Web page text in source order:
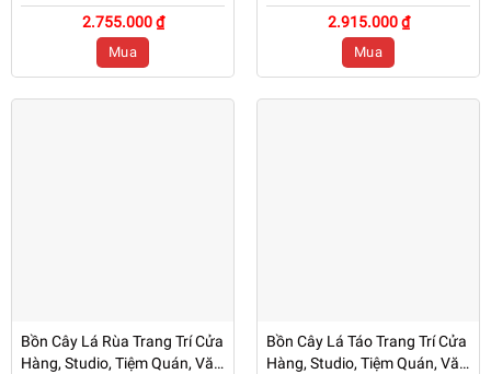
Văn Phòng, Nhà Cửa – Cao
1M2 – Mã CG205
2.755.000 ₫
Mua
Quán, Văn Phòng, Nhà Cửa –
Cao 1M2 – Mã CG204
2.915.000 ₫
Mua
Bồn Cây Lá Rùa Trang Trí Cửa
Hàng, Studio, Tiệm Quán, Văn
Bồn Cây Lá Táo Trang Trí Cửa
Hàng, Studio, Tiệm Quán, Văn